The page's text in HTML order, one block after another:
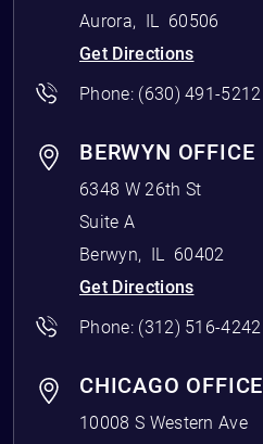
Aurora, IL 60506
Get Directions
Phone: (630) 491-5212
BERWYN OFFICE
6348 W 26th St
Suite A
Berwyn, IL 60402
Get Directions
Phone: (312) 516-4242
CHICAGO OFFICE
10008 S Western Ave